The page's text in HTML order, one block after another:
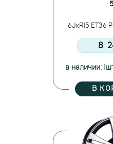
6JxR15 ET36
8
в наличии:
В